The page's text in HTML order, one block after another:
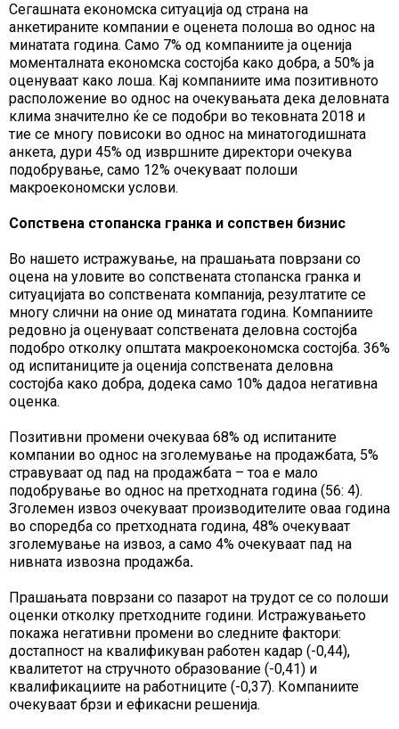
Сегашната економска ситуација од страна на
анкетираните компании е оценета полоша во однос на
минатата година. Само 7% од компаниите ја оценија
моменталната економска состојба како добра, а 50% ја
оценуваат како лоша. Кај компаниите има позитивното
расположение во однос на очекувањата дека деловната
клима значително ќе се подобри во тековната 2018 и
тие се многу повисоки во однос на минатогодишната
анкета, дури 45% од извршните директори очекува
подобрување, само 12% очекуваат полоши
макроекономски услови.
Сопствена стопанска гранка и сопствен бизнис
Во нашето истражување, на прашањата поврзани со
оцена на уловите во сопствената стопанска гранка и
ситуацијата во сопствената компанија, резултатите се
многу слични на оние од минатата година. Компаниите
редовно ја оценуваат сопствената деловна состојба
подобро отколку општата макроекономска состојба. 36%
од испитаниците ја оценија сопствената деловна
состојба како добра, додека само 10% дадоа негативна
оценка.
Позитивни промени очекуваа 68% од испитаните
компании во однос на зголемување на продажбата, 5%
стравуваат од пад на продажбата – тоа е мало
подобрување во однос на претходната година (56: 4).
Зголемен извоз очекуваат производителите оваа година
во споредба со претходната година, 48% очекуваат
зголемување на извоз, а само 4% очекуваат пад на
нивната извозна продажба.
Прашањата поврзани со пазарот на трудот се со полоши
оценки отколку претходните години. Истражувањето
покажа негативни промени во следните фактори:
достапност на квалификуван работен кадар (-0,44),
квалитетот на стручното образование (-0,41) и
квалификациите на работниците (-0,37). Компаниите
очекуваат брзи и ефикасни решенија.